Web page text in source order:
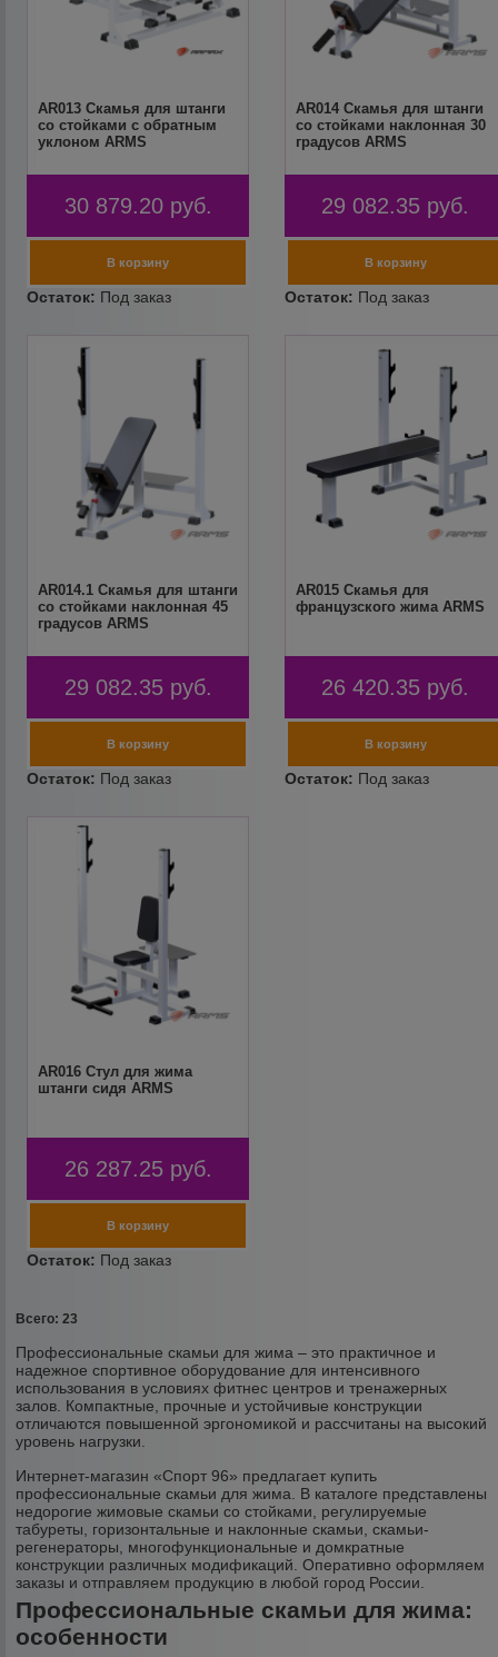
AR013 Скамья для штанги
со стойками с обратным
уклоном ARMS
30 879.20 руб.
AR014 Скамья для штанги
со стойками наклонная 30
градусов ARMS
29 082.35 руб.
AR014.1 Скамья для штанги
со стойками наклонная 45
градусов ARMS
29 082.35 руб.
AR015 Скамья для
французского жима ARMS
26 420.35 руб.
AR016 Стул для жима
штанги сидя ARMS
26 287.25 руб.
Всего: 23
Профессиональные скамьи для жима – это практичное и
надежное спортивное оборудование для интенсивного
использования в условиях фитнес центров и тренажерных
залов. Компактные, прочные и устойчивые конструкции
отличаются повышенной эргономикой и рассчитаны на высокий
уровень нагрузки.
Интернет-магазин «Спорт 96» предлагает купить
профессиональные скамьи для жима. В каталоге представлены
недорогие жимовые скамьи со стойками, регулируемые
табуреты, горизонтальные и наклонные скамьи, скамьи-
регенераторы, многофункциональные и домкратные
конструкции различных модификаций. Оперативно оформляем
заказы и отправляем продукцию в любой город России.
Профессиональные скамьи для жима:
особенности